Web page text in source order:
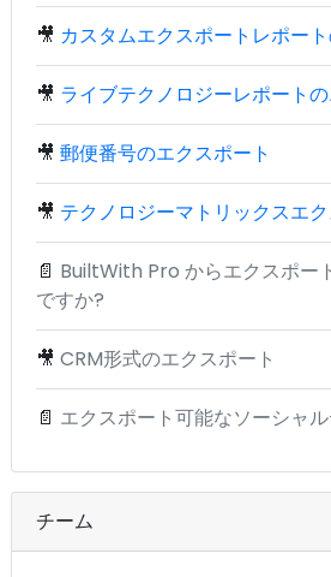
🎥 カスタムエクスポートレポー
🎥 ライブテクノロジーレポート
🎥 郵便番号のエクスポート
🎥 テクノロジーマトリックスエ
📄 BuiltWith Pro からエクスポー
ですか?
🎥 CRM形式のエクスポート
📄 エクスポート可能なソーシャ
チーム